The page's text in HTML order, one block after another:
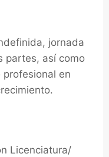
jornada
partes, así como
en
Licenciatura/